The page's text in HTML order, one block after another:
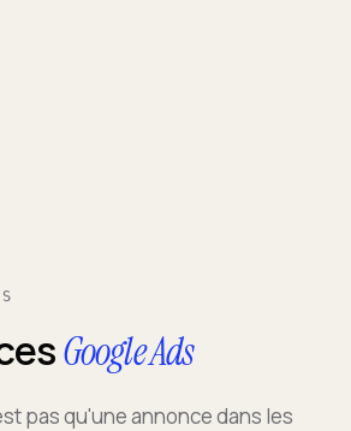
Google Ads
pas qu'une annonce dans les